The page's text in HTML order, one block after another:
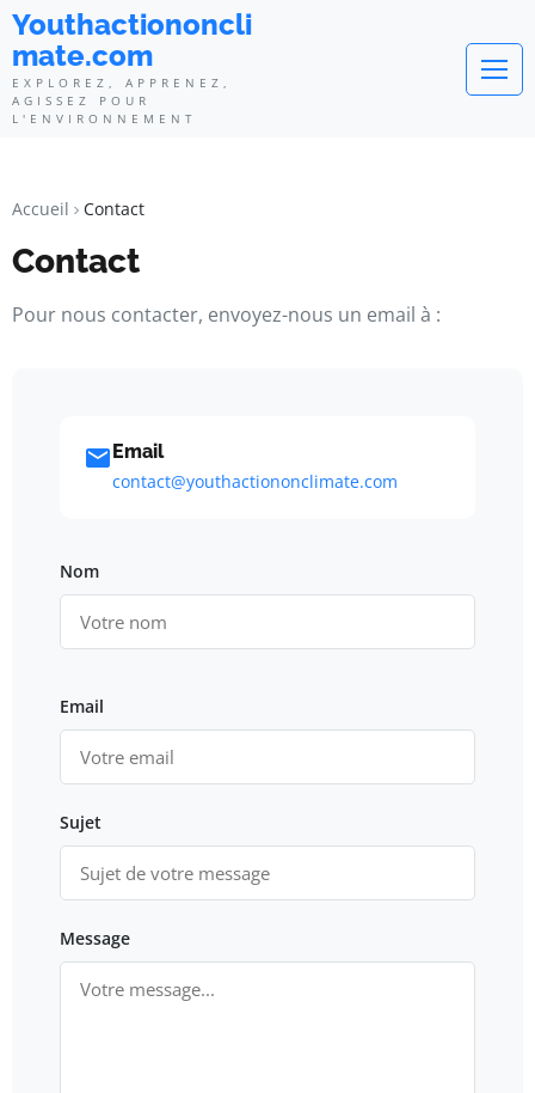
Youthactiononcli
mate.com
EXPLOREZ, APPRENEZ,
AGISSEZ POUR
L'ENVIRONNEMENT
Accueil Contact
Contact
Pour nous contacter, envoyez-nous un email à :
Email
contact@youthactiononclimate.com
Nom
Email
Sujet
Message